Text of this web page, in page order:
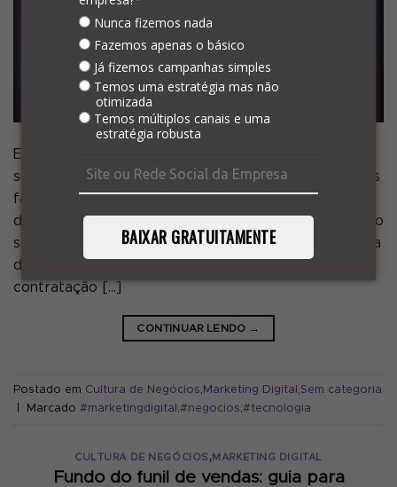
Nunca fizemos nada
Fazemos apenas o básico
Já fizemos campanhas simples
Temos uma estratégia mas não
otimizada
Temos múltiplos canais e uma
estratégia robusta
BAIXAR GRATUITAMENTE
Existem várias etapas que podem interferir no
sucesso de uma campanha e a segmentação de leads
faz parte de um tópico que pode fazer toda a
diferença nesse desfecho – se ele vai alcançar ou não
seus objetivos. Muitos fatores determinam a jornada
do cliente até o ato da compra de um produto ou
contratação […]
CONTINUAR LENDO →
Postado em Cultura de Negócios, Marketing Digital ,Sem categoria
Marcado #marketingdigital ,#negocios,#tecnologia
CULTURA DE NEGÓCIOS ,MARKETING DIGITAL
Fundo do funil de vendas: guia para